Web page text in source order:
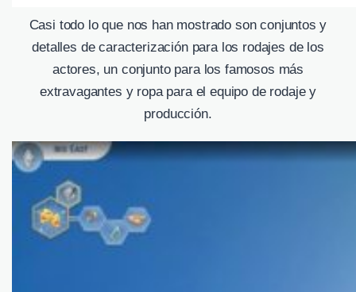
Casi todo lo que nos han mostrado son conjuntos y
detalles de caracterización para los rodajes de los
actores, un conjunto para los famosos más
extravagantes y ropa para el equipo de rodaje y
producción.